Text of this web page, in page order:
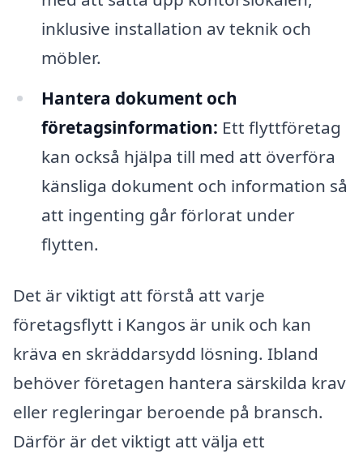
inklusive installation av teknik och
möbler.
Hantera dokument och
företagsinformation: Ett flyttföretag
kan också hjälpa till med att överföra
känsliga dokument och information så
att ingenting går förlorat under
flytten.
Det är viktigt att förstå att varje
företagsflytt i Kangos är unik och kan
kräva en skräddarsydd lösning. Ibland
behöver företagen hantera särskilda krav
eller regleringar beroende på bransch.
Därför är det viktigt att välja ett